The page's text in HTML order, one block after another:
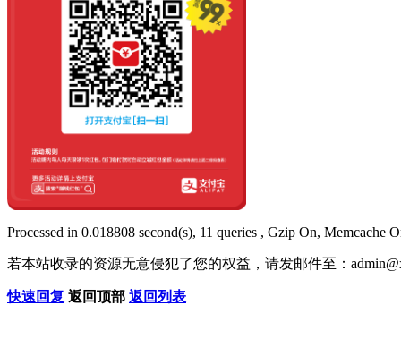
Processed in 0.018808 second(s), 11 queries , Gzip On, Memcache
若本站收录的资源无意侵犯了您的权益，请发邮件至：
快速回复 返回顶部 返回列表